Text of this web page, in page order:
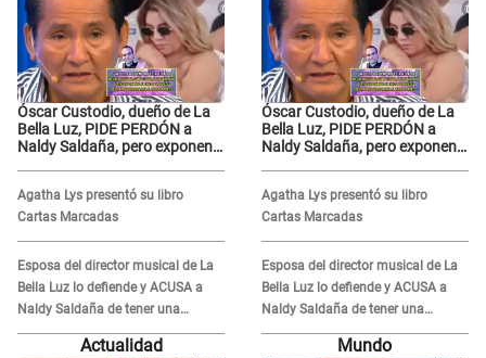
Óscar Custodio, dueño de La
Bella Luz, PIDE PERDÓN a
Naldy Saldaña, pero exponen
grabar"
Agatha Lys presentó su libro
Cartas Marcadas
Esposa del director musical de La
Bella Luz lo defiende y ACUSA a
Naldy Saldaña de tener una
relación con él y otros integrantes
Óscar Custodio, dueño de La
Bella Luz, PIDE PERDÓN a
Naldy Saldaña, pero exponen
grabar"
Agatha Lys presentó su libro
Cartas Marcadas
Esposa del director musical de La
Bella Luz lo defiende y ACUSA a
Naldy Saldaña de tener una
relación con él y otros integrantes
Actualidad Mundo